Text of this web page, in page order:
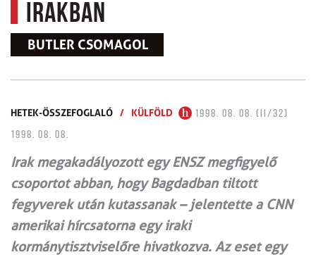
Irakban
BUTLER CSOMAGOL
HETEK-ÖSSZEFOGLALÓ / KÜLFÖLD
1998. 08. 08. (II/32)
1998. 08. 08.
Irak megakadályozott egy ENSZ megfigyelő
csoportot abban, hogy Bagdadban tiltott
fegyverek után kutassanak – jelentette a CNN
amerikai hírcsatorna egy iraki
kormánytisztviselőre hivatkozva. Az eset egy